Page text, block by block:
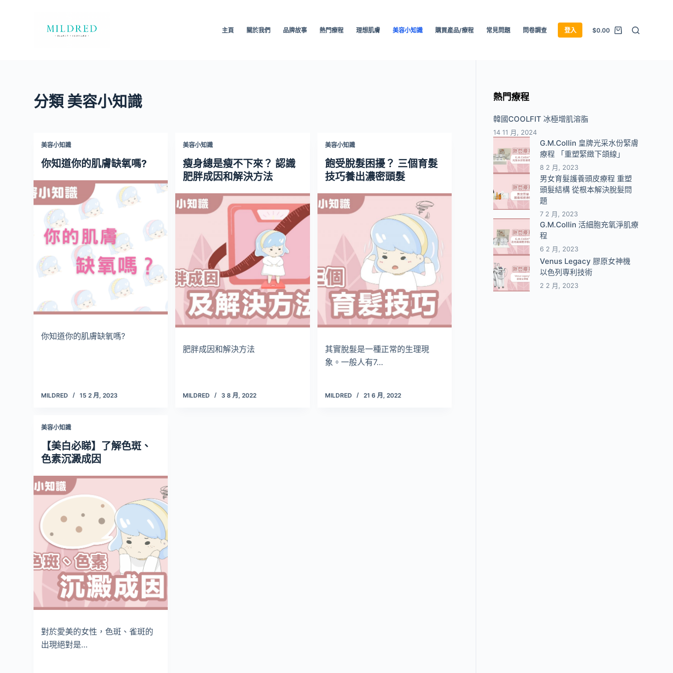
主頁 關於我們 品牌故事 熱門療程 理想肌膚 美容小知識 購買產品/療程 常見問題 問卷調查 登入 $0.00
分類 美容小知識
美容小知識
你知道你的肌膚缺氧嗎?
你知道你的肌膚缺氧嗎?
MILDRED 15 2 月, 2023
美容小知識
瘦身總是瘦不下來？ 認識
肥胖成因和解決方法
肥胖成因和解決方法
MILDRED 3 8 月, 2022
美容小知識
飽受脫髮困擾？ 三個育髮
技巧養出濃密頭髮
其實脫髮是一種正常的生理現
象。一般人有7…
MILDRED 21 6 月, 2022
美容小知識
【美白必睇】了解色斑、
色素沉澱成因
對於愛美的女性，色斑、雀斑的
出現絕對是…
熱門療程
韓國COOLFIT 冰極增肌溶脂
14 11 月, 2024
G.M.Collin 皇牌光采水份緊膚
療程 「重塑緊緻下頜線」
8 2 月, 2023
男女育髮護養頭皮療程 重塑
頭髮結構 從根本解決脫髮問
題
7 2 月, 2023
G.M.Collin 活細胞充氧淨肌療
程
6 2 月, 2023
Venus Legacy 膠原女神機
以色列専利技術
2 2 月, 2023